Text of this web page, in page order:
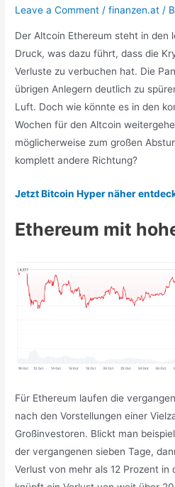
Leave a Comment /finanzen.at /
Der Altcoin Ethereum steht in den
Druck, was dazu führt, dass die
Verluste zu verbuchen hat. Die
übrigen Anlegern deutlich zu
Luft. Doch wie könnte es in den
Wochen für den Altcoin
möglicherweise zum großen
komplett andere Richtung?
Jetzt Bitcoin Hyper näher
Ethereum mit
Für Ethereum laufen die
nach den Vorstellungen einer
Großinvestoren. Blickt man
der vergangenen sieben Tage,
Verlust von mehr als 12 Prozent in